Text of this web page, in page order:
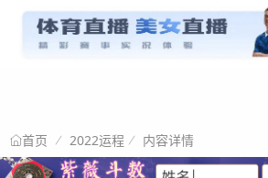
首页 2022运程 内容详情